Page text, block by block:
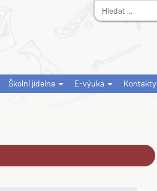
Vyhledávání
Školní jídelna E-výuka Kontakty